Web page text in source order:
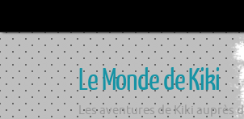
au
contenu
Le Monde de Kiki
Les aventures de Kiki